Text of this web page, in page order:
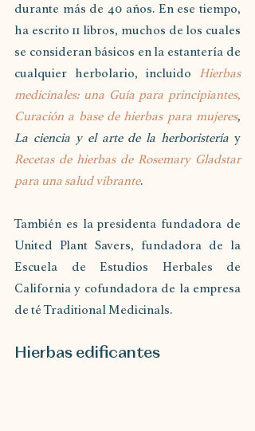
durante más de 40 años. En ese tiempo,
ha escrito 11 libros, muchos de los cuales
se consideran básicos en la estantería de
cualquier herbolario, incluido Hierbas
medicinales: una Guía para principiantes,
Curación a base de hierbas para mujeres,
La ciencia y el arte de la herboristería
Recetas de hierbas de Rosemary Gladstar
para una salud vibrante.
También es la presidenta fundadora de
United Plant Savers, fundadora de la
Escuela de Estudios Herbales de
California y cofundadora de la empresa
de té Traditional Medicinals.
Hierbas edificantes